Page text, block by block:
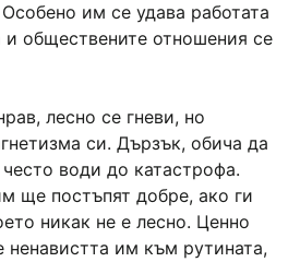
им се удава работата
и обществените отношения се
лесно се гневи, но
си. Дързък, обича да
води до катастрофа.
ще постъпят добре, ако ги
никак не е лесно. Ценно
ненавистта им към рутината,